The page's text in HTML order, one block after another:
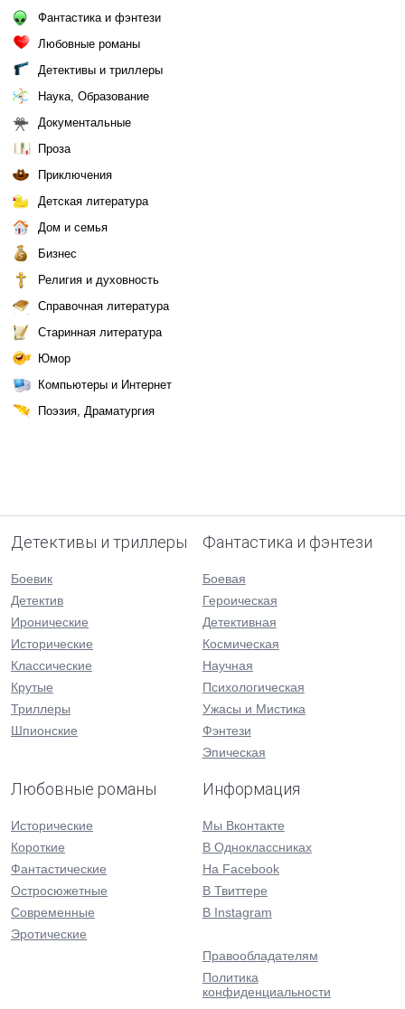
Фантастика и фэнтези
Любовные романы
Детективы и триллеры
Наука, Образование
Документальные
Проза
Приключения
Детская литература
Дом и семья
Бизнес
Религия и духовность
Справочная литература
Старинная литература
Юмор
Компьютеры и Интернет
Поэзия, Драматургия
Детективы и триллеры
Боевик
Детектив
Иронические
Исторические
Классические
Крутые
Триллеры
Шпионские
Фантастика и фэнтези
Боевая
Героическая
Детективная
Космическая
Научная
Психологическая
Ужасы и Мистика
Фэнтези
Эпическая
Любовные романы
Исторические
Короткие
Фантастические
Остросюжетные
Современные
Эротические
Информация
Мы Вконтакте
В Одноклассниках
На Facebook
В Твиттере
В Instagram
Правообладателям
Политика
конфиденциальности